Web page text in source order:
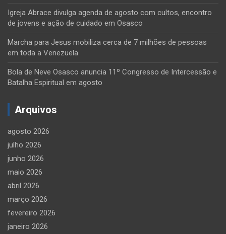
Igreja Abrace divulga agenda de agosto com cultos, encontro
de jovens e ação de cuidado em Osasco
Marcha para Jesus mobiliza cerca de 7 milhões de pessoas
em toda a Venezuela
Bola de Neve Osasco anuncia 11º Congresso de Intercessão e
Batalha Espiritual em agosto
Arquivos
agosto 2026
julho 2026
junho 2026
maio 2026
abril 2026
março 2026
fevereiro 2026
janeiro 2026